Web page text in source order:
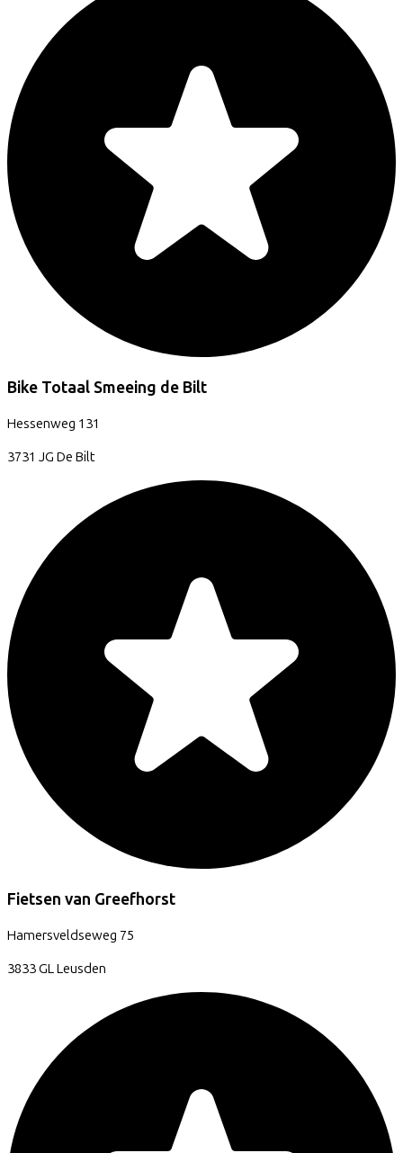
Bike Totaal Smeeing de Bilt
Hessenweg 131
3731 JG De Bilt
Fietsen van Greefhorst
Hamersveldseweg 75
3833 GLLeusden